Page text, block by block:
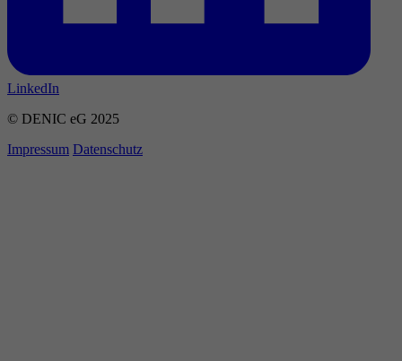
LinkedIn
© DENIC eG 2025
Impressum Datenschutz